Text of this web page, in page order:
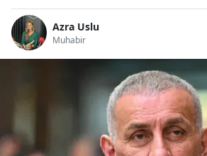
Azra Uslu
Muhabir